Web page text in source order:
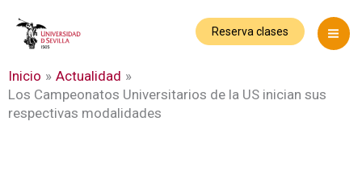
Reserva clases
Inicio
Actualidad
Los Campeonatos Universitarios de la US inician sus
respectivas modalidades